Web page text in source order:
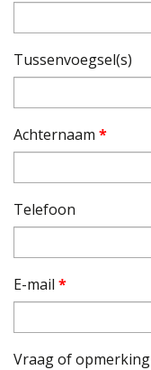
Tussenvoegsel(s)
Achternaam *
Telefoon
E-mail *
Vraag of opmerking